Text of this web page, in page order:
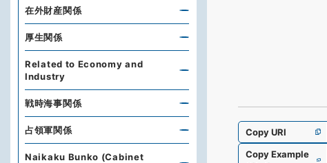
Copy URI
Copy Example
在外財産関係
厚生関係
Related to Economy and
Industry
戦時海事関係
占領軍関係
Naikaku Bunko (Cabinet